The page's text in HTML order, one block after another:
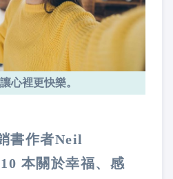
心裡更快樂。
書作者Neil
本關於幸福、感